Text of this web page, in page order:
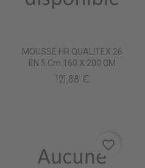
MOUSSE HR QUALITEX 26
EN 5 Cm 160 X 200 CM
121,88 €
favorite_border